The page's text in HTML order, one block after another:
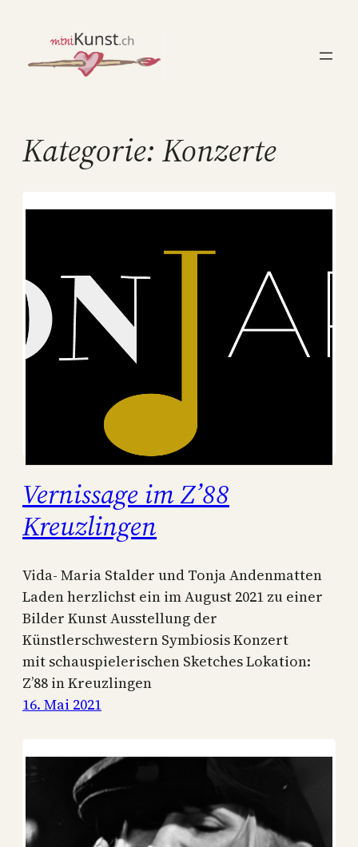
springen
Kategorie: Konzerte
Vernissage im Z’88
Kreuzlingen
Vida- Maria Stalder und Tonja Andenmatten
Laden herzlichst ein im August 2021 zu einer
Bilder Kunst Ausstellung der
Künstlerschwestern Symbiosis Konzert
mit schauspielerischen Sketches Lokation:
Z’88 in Kreuzlingen
16. Mai 2021